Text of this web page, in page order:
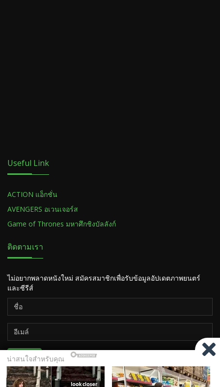
Useful Link
ACTION แอ็กชั่น
AVENGERS อเวนเจอร์ส
Game of Thrones มหาศึกชิงบัลลังก์
ติดตามเรา
ไม่อยากพลาดหนังใหม่ สมัครสมาชิกเพื่อรับข้อมูลอัปเดตภาพยนตร์
และซีรีส์
ติดตาม